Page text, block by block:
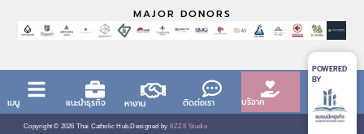
MAJOR DONORS
เมนู แนะนำธุรกิจ หางาน ติดต่อเรา บริจาค
Copyright © 2026 Thai Catholic Hub.Designed by IIZZII Studio
POWERED
BY